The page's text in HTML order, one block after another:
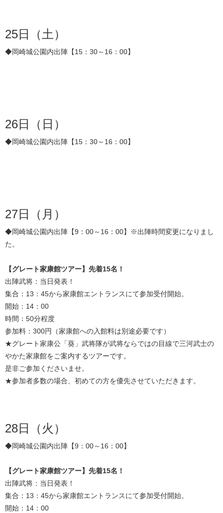
25日（土）
◆岡崎城公園内出陣【15：30～16：00】
26日（日）
◆岡崎城公園内出陣【15：30～16：00】
27日（月）
◆岡崎城公園内出陣【9：00～16：00】※出陣時間変更になりまし
た。
【グレート家康館ツアー】先着15名！
出陣武将：当日発表！
集合：13：45から家康館エントランスにて参加受付開始。
開始：14：00
時間：50分程度
参加料：300円（家康館への入館料は別途必要です）
★グレート家康公「葵」武将隊が武将ならではの目線で三河武士の
やかた家康館をご案内するツアーです。
是非ご参加くださいませ。
★参加者多数の場合、初めての方を優先させていただきます。
28日（火）
◆岡崎城公園内出陣【9：00～16：00】
【グレート家康館ツアー】先着15名！
出陣武将：当日発表！
集合：13：45から家康館エントランスにて参加受付開始。
開始：14：00